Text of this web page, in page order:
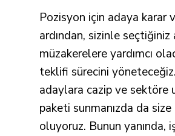
Pozisyon için adaya karar
ardından, sizinle seçtiğiniz
müzakerelere yardımcı
teklifi sürecini
adaylara cazip ve sektöre
paketi sunmanızda da
oluyoruz. Bunun yanında,